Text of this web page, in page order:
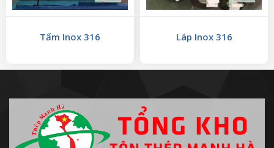
Tấm Inox 316 Láp Inox 316